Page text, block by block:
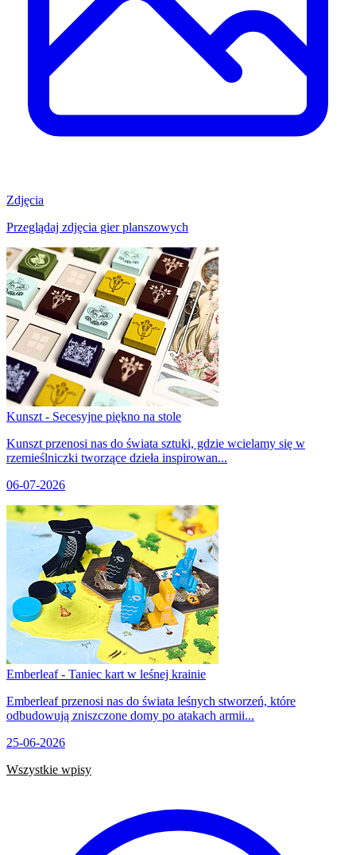
Zdjęcia
Przeglądaj zdjęcia gier planszowych
Kunszt - Secesyjne piękno na stole
Kunszt przenosi nas do świata sztuki, gdzie wcielamy się w
rzemieślniczki tworzące dzieła inspirowan...
06-07-2026
Emberleaf - Taniec kart w leśnej krainie
Emberleaf przenosi nas do świata leśnych stworzeń, które
odbudowują zniszczone domy po atakach armii...
25-06-2026
Wszystkie wpisy